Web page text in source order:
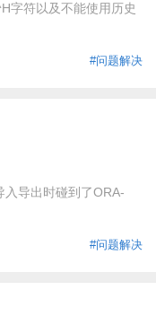
字符以及不能使用历史
#问题解决
导出时碰到了ORA-
#问题解决